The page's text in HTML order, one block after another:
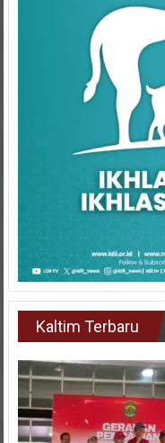
Kaltim Terbaru